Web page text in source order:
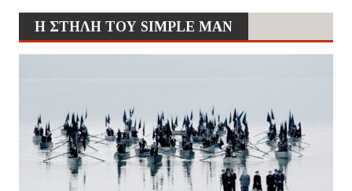
Η ΣΤΗΛΗ ΤΟΥ SIMPLE MAN